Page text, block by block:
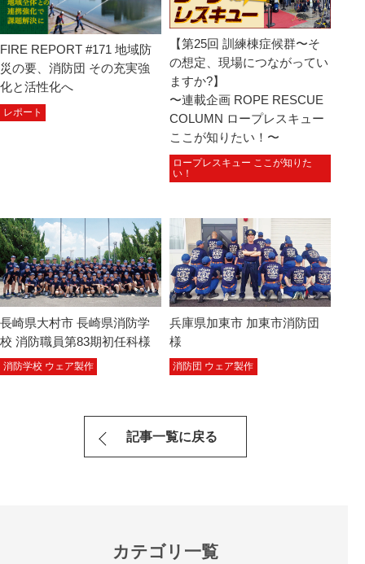
FIRE REPORT #171 地域防
災の要、消防団 その充実強
化と活性化へ
レポート
【第25回 訓練棟症候群〜そ
の想定、現場につながってい
ますか?】
〜連載企画 ROPE RESCUE
COLUMN ロープレスキュー
ここが知りたい！〜
ロープレスキュー ここが知りた
い！
長崎県大村市 長崎県消防学
校 消防職員第83期初任科様
消防学校 ウェア製作
兵庫県加東市 加東市消防団
様
消防団 ウェア製作
記事一覧に戻る
カテゴリ一覧